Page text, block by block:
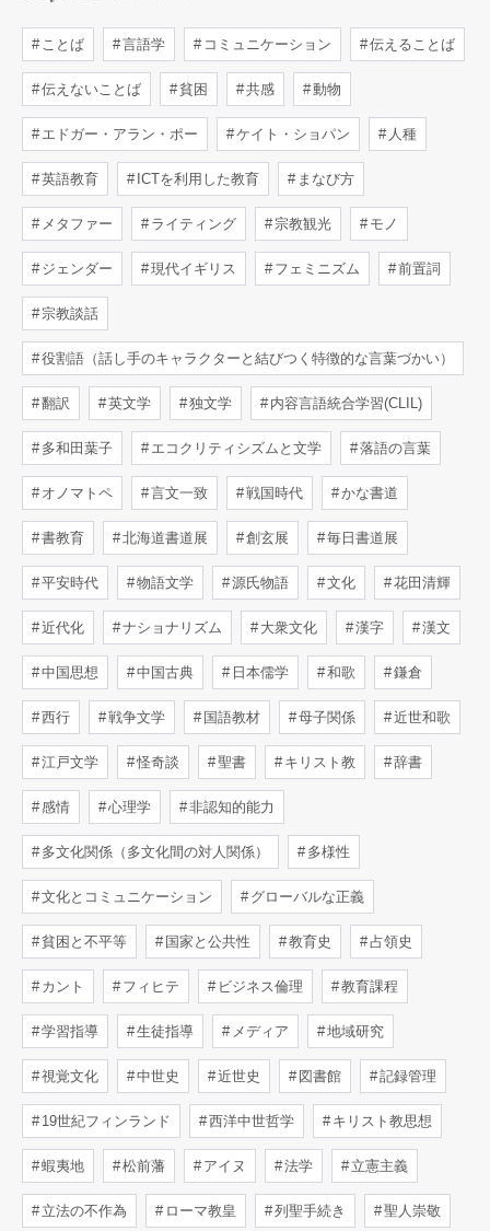
ことば 言語学 コミュニケーション 伝えることば
伝えないことば 貧困 共感 動物
エドガー・アラン・ポー ケイト・ショパン 人種
英語教育 ICTを利用した教育 まなび方
メタファー ライティング 宗教観光 モノ
ジェンダー 現代イギリス フェミニズム 前置詞
宗教談話
役割語（話し手のキャラクターと結びつく特徴的な言葉づかい）
翻訳 英文学 独文学 内容言語統合学習(CLIL)
多和田葉子 エコクリティシズムと文学 落語の言葉
オノマトペ 言文一致 戦国時代 かな書道
書教育 北海道書道展 創玄展 毎日書道展
平安時代 物語文学 源氏物語 文化 花田清輝
近代化 ナショナリズム 大衆文化 漢字 漢文
中国思想 中国古典 日本儒学 和歌 鎌倉
西行 戦争文学 国語教材 母子関係 近世和歌
江戸文学 怪奇談 聖書 キリスト教 辞書
感情 心理学 非認知的能力
多文化関係（多文化間の対人関係） 多様性
文化とコミュニケーション グローバルな正義
貧困と不平等 国家と公共性 教育史 占領史
カント フィヒテ ビジネス倫理 教育課程
学習指導 生徒指導 メディア 地域研究
視覚文化 中世史 近世史 図書館 記録管理
19世紀フィンランド 西洋中世哲学 キリスト教思想
蝦夷地 松前藩 アイヌ 法学 立憲主義
立法の不作為 ローマ教皇 列聖手続き 聖人崇敬